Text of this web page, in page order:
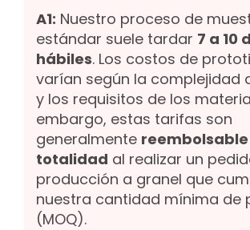
A1: Nuestro proceso de
estándar suele tardar 7 a 10
hábiles. Los costos de
varían según la complejidad
y los requisitos de los
embargo, estas tarifas son
generalmente reembolsable
totalidad al realizar un
producción a granel que
nuestra cantidad mínima de
(MOQ).